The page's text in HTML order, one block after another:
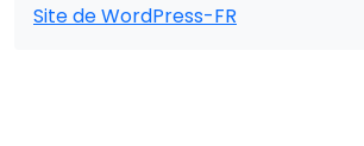
Site de WordPress-FR